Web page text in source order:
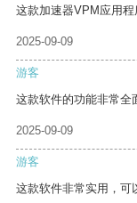
这款加速器VPM应用程
2025-09-09
游客
这款软件的功能非常全
2025-09-09
游客
这款软件非常实用，可